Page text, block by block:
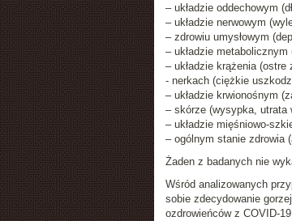
– układzie oddechowym
– układzie nerwowym
– zdrowiu umysłowym
– układzie
– układzie krążenia
- nerkach (ciężkie
– układzie krwionośnym
– skórze (wysypka, utrata
– układzie mięśniowo-
– ogólnym stanie zdrowia
Żaden z badanych nie
Wśród analizowanych
sobie zdecydowanie
ozdrowieńców z COVID-